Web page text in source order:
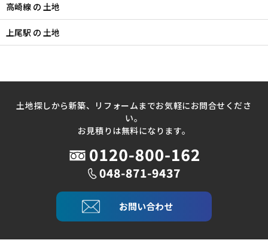
高崎線 の 土地
上尾駅 の 土地
土地探しから新築、リフォームまでお気軽にお問合せくださ
い。
お見積りは無料になります。
お問い合わせ